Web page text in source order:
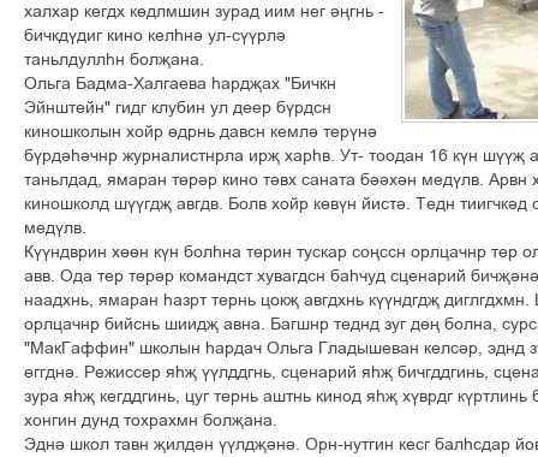
õàëõàð êåãäõ ê´äëìøèí çóðàä èèì íåã ³œãíü -
áè÷êä¢äèã êèíî êåëºí³ óë-ñ¢¢ðë³
òàíüëäóëëºí áîëšàíà.
Îëüãà Áàäìà-Õàëãàåâà ºàðäšàõ "Áè÷êí
Ýéíøòåéí" ãèäã êëóáèí óë äååð á¢ðäñí
êèíîøêîëûí õîéð ´äðíü äàâñí êåìë³ òåð¢í³
á¢ðä³º³÷íð æóðíàëèñòíðëà èðš õàðºâ. Óò- òîîäàí 16 ê¢í ø¢¢š
òàíüëäàä, ÿìàðàí ò´ð³ð êèíî ò³âõ ñàíàòà á³³õ³í ìåä¢ëâ. Àðâí
êèíîøêîëä ø¢¢ãäš àâãäâ. Áîëâ õîéð ê´â¢í éèñò³. Òåäí
ìåä¢ëâ.
Ê¢¢íäâðèí õ´´í ê¢í áîëºíà ò´ðèí òóñêàð ñîœññí îðëöà÷íð òåð
àââ. Îäà òåð ò´ð³ð êîìàíäñò õóâàãäñí áàº÷óä ñöåíàðèé
íààäõíü, ÿìàðàí ºàçðò òåðíü öîêš àâãäõíü ê¢¢íäãäš äèãëãäõìí.
îðëöà÷íð áèéñíü øèèäš àâíà. Áàãøíð òåäíä çóã ä´œ áîëíà,
"ÌàêÃàôôèí" øêîëûí ºàðäà÷ Îëüãà Ãëàäûøåâàí êåëñ³ð, ýäíä
´ããäí³. Ðåæèññåð ÿºš ¢¢ëääãíü, ñöåíàðèé ÿºš áè÷ãääãèíü,
çóðà ÿºš êåãääãèíü, öóã òåðíü àøòíü êèíîä ÿºš õ¢âðäã ê¢ðòëèíü
õîíãèí äóíä òîõðàõìí áîëšàíà.
Ýäí³ øêîë òàâí šèëä³í ¢¢ëäš³í³. Îðí-íóòãèí êåñã áàëºñäàð